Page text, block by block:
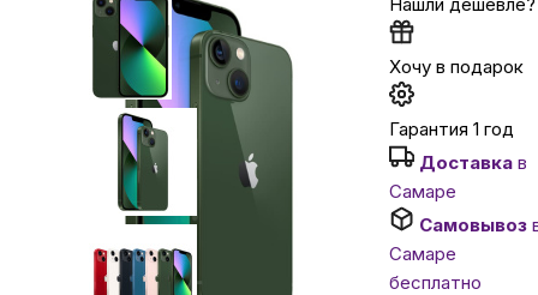
Подарочные сертификатыХочу в подарок
Гарантия 1 год
Доставка в
Самаре
Самовывоз
Самаре
бесплатно